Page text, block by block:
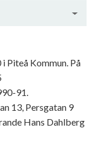
Piteå Kommun. På
91.
13, Persgatan 9
Hans Dahlberg